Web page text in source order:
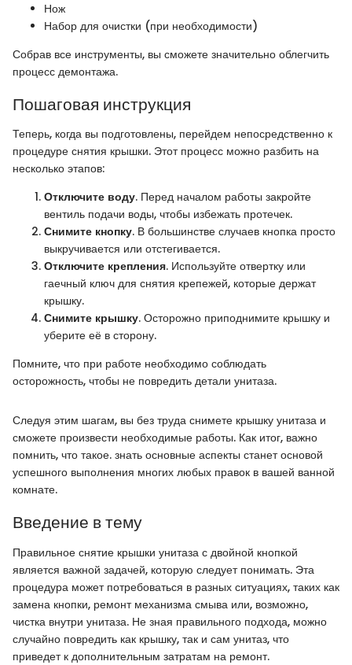
Нож
Набор для очистки (при необходимости)
Собрав все инструменты, вы сможете значительно облегчить
процесс демонтажа.
Пошаговая инструкция
Теперь, когда вы подготовлены, перейдем непосредственно к
процедуре снятия крышки. Этот процесс можно разбить на
несколько этапов:
Отключите воду. Перед началом работы закройте
вентиль подачи воды, чтобы избежать протечек.
Снимите кнопку. В большинстве случаев кнопка просто
выкручивается или отстегивается.
Отключите крепления. Используйте отвертку или
гаечный ключ для снятия крепежей, которые держат
крышку.
Снимите крышку. Осторожно приподнимите крышку и
уберите её в сторону.
Помните, что при работе необходимо соблюдать
осторожность, чтобы не повредить детали унитаза.
Следуя этим шагам, вы без труда снимете крышку унитаза и
сможете произвести необходимые работы. Как итог, важно
помнить, что такое. знать основные аспекты станет основой
успешного выполнения многих любых правок в вашей ванной
комнате.
Введение в тему
Правильное снятие крышки унитаза с двойной кнопкой
является важной задачей, которую следует понимать. Эта
процедура может потребоваться в разных ситуациях, таких как
замена кнопки, ремонт механизма смыва или, возможно,
чистка внутри унитаза. Не зная правильного подхода, можно
случайно повредить как крышку, так и сам унитаз, что
приведет к дополнительным затратам на ремонт.